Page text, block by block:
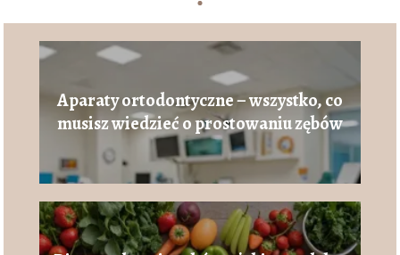
Aparaty ortodontyczne – wszystko, co
musisz wiedzieć o prostowaniu zębów